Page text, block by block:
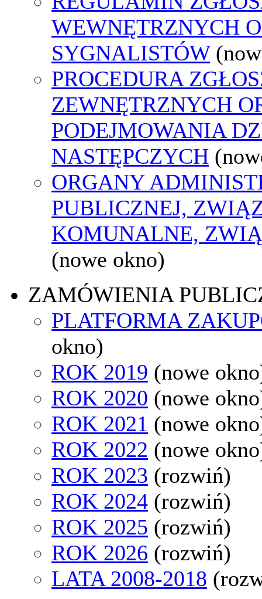
WEWNĘTRZNYCH
SYGNALISTÓW
PROCEDURA
ZEWNĘTRZNYCH
PODEJMOWANIA
NASTĘPCZYCH
ORGANY
PUBLICZNEJ,
KOMUNALNE,
(nowe okno)
ZAMÓWIENIA
PLATFORMA
okno)
ROK 2019 (nowe
ROK 2020 (nowe
ROK 2021 (nowe
ROK 2022 (nowe
ROK 2023 (rozwiń)
ROK 2024 (rozwiń)
ROK 2025 (rozwiń)
ROK 2026 (rozwiń)
LATA 2008-2018